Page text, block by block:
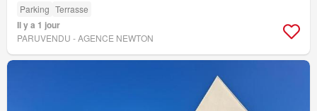
Parking Terrasse
Il y a 1 jour
PARUVENDU - AGENCE NEWTON